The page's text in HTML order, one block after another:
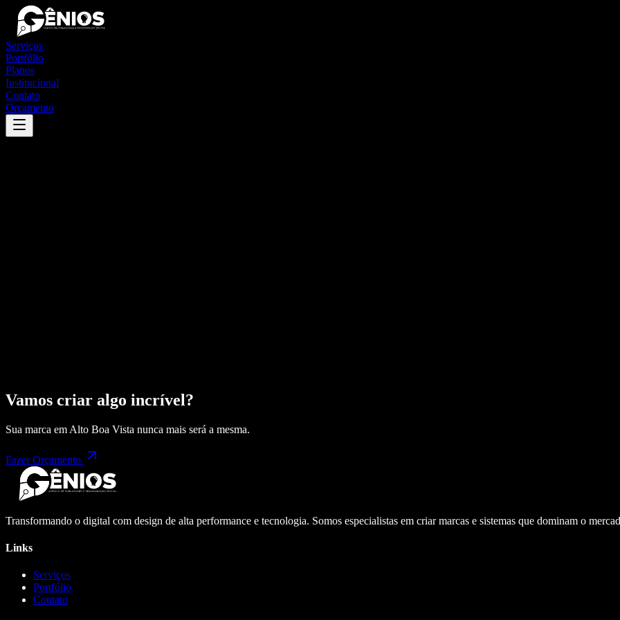
Serviços
Portfólio
Planos
Institucional
Contato
Orçamento
Vamos criar algo incrível?
Sua marca em Alto Boa Vista nunca mais será a mesma.
Fazer Orçamento
Transformando o digital com design de alta performance e tecnologia. Somos especialistas em criar marcas e sistemas que dominam o
Links
Serviços
Portfólio
Contato